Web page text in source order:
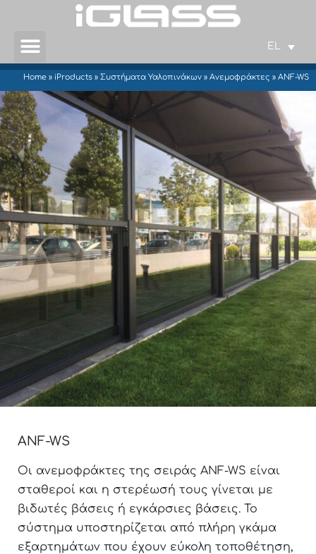
EL
Home » iProducts » Συστήματα Υαλοπινάκων » Ανεμοφράκτες » ANF-WS
ANF-WS
Οι ανεμοφράκτες της σειράς ANF-WS είναι
σταθεροί και η στερέωσή τους γίνεται με
βιδωτές βάσεις ή εγκάρσιες βάσεις. Το
σύστημα υποστηρίζεται από πλήρη γκάμα
εξαρτημάτων που έχουν εύκολη τοποθέτηση,